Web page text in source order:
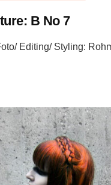
B No 7
Editing/ Styling: